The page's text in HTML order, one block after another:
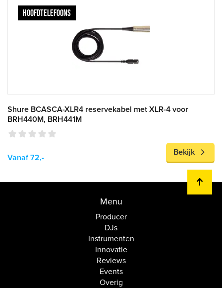
HOOFDTELEFOONS
Shure BCASCA-XLR4 reservekabel met XLR-4 voor
BRH440M, BRH441M
Vanaf 72,-
Bekijk
Menu
Producer
DJs
Instrumenten
Innovatie
Reviews
Events
Overig